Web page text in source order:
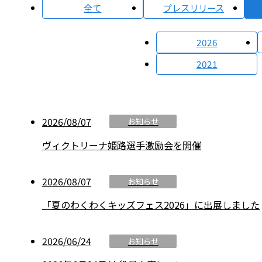
全て プレスリリース
2026
2021
2026/08/07 お知らせ
ヴィクトリーナ姫路選手激励会を開催
2026/08/07 お知らせ
「夏のわくわくキッズフェス2026」に出展しました
2026/06/24 お知らせ